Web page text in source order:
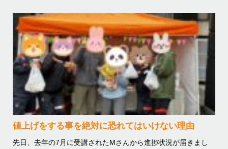
値上げをする事を絶対に恐れてはいけない理由
先日、去年の7月に受講されたMさんから進捗状況が届きまし